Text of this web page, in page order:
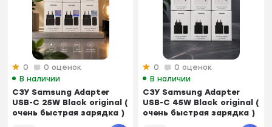
0
0 оценок
В наличии
СЗУ Samsung Adapter
USB-C 25W Black original (
очень быстрая зарядка )
0
0 оценок
В наличии
СЗУ Samsung Adapter
USB-C 45W Black original (
очень быстрая зарядка )